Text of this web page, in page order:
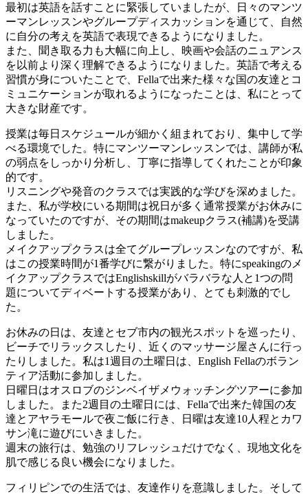
最初は英語を話すことに緊張していましたが、日々のマンツ
ーマンレッスンやグループディスカッションを通じて、自然
に自分の考えを英語で表現できるようになりました。
また、聞き取る力も大幅に向上し、映画や会話のニュアンス
を以前より深く理解できるようになりました。英語で考える
習慣が身についたことで、Fellaで出来た様々な国の友達とコ
ミュニケーションが取れるようになったことは、私にとって
大きな財産です。
授業は毎日スケジュールが細かく組まれており、集中して学
べる環境でした。特にマンツーマンレッスンでは、講師が私
の弱点をしっかり分析し、丁寧に指導してくれたことが印象
的です。
リスニングや発音のクラスでは実践的な学びを深めました。
また、私が学校にいる期間は祝日が多く通常授業がお休みに
なっていたのですが、その期間はmakeupクラス(補講)を受講
しました。
メイクアップクラスは全てグループレッスンなのですが、私
はこの授業時間が1番学びに繋がりました。特にspeakingのメ
イクアップクラスではEnglishskillがバラバラな人と1つの問
題についてディベートする授業があり、とても刺激的でし
た。
お休みの日は、友達とセブ市内の観光スポットを巡ったり、
ビーチでリラックスしたり、近くのマッサージ屋さんに行っ
たりしました。私は1週目の土曜日は、English Fellaのボラン
ティア活動に参加しました。
日曜日はオスロブのジンベイザメウォッチングツアーに参加
しました。また2週目の土曜日には、Fellaで出来た韓国の友
達とアヤラモールで夜ご飯に行き、日曜は友達10人程とカワ
サン滝に遊びにいきました。
週末の旅行は、勉強のリフレッシュだけでなく、現地文化を
肌で感じる良い機会になりました。
フィリピンでの生活では、友達作りを意識しました。そして